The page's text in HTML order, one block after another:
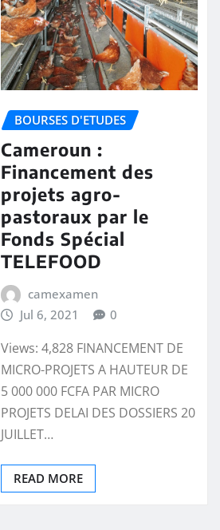
BOURSES D'ETUDES
Cameroun :
Financement des
projets agro-
pastoraux par le
Fonds Spécial
TELEFOOD
camexamen
Jul 6, 2021
0
Views: 4,828 FINANCEMENT DE
MICRO-PROJETS A HAUTEUR DE
5 000 000 FCFA PAR MICRO
PROJETS DELAI DES DOSSIERS 20
JUILLET…
READ MORE